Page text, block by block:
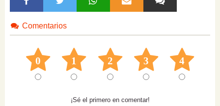
Comentarios
0 1 2 3 4
¡Sé el primero en comentar!